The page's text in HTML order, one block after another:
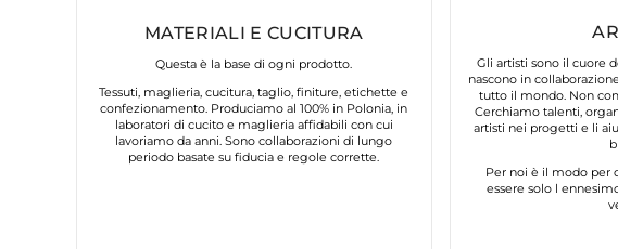
MATERIALI E CUCITURA
Questa è la base di ogni prodotto.
Tessuti, maglieria, cucitura, taglio, finiture, etichette e
confezionamento. Produciamo al 100% in Polonia, in
laboratori di cucito e maglieria affidabili con cui
lavoriamo da anni. Sono collaborazioni di lungo
periodo basate su fiducia e regole corrette.
Gli artisti sono il cuore
nascono in
tutto il mondo. Non
Cerchiamo talenti,
artisti nei progetti e li
Per noi è il modo per
essere solo l